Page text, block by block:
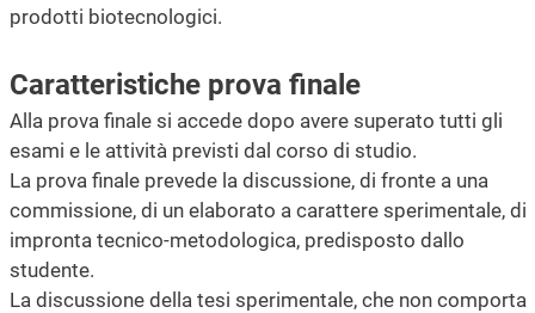
prodotti biotecnologici.
Caratteristiche prova finale
Alla prova finale si accede dopo avere superato tutti gli
esami e le attività previsti dal corso di studio.
La prova finale prevede la discussione, di fronte a una
commissione, di un elaborato a carattere sperimentale, di
impronta tecnico-metodologica, predisposto dallo
studente.
La discussione della tesi sperimentale, che non comporta